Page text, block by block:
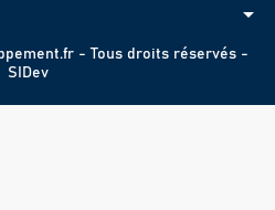
arrow_drop_down
- Tous droits réservés -
SIDev